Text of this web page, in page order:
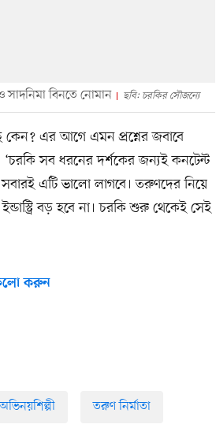
সাদনিমা বিনতে নোমান ছবি: চরকির সৌজন্যে
কেন? এর আগে এমন প্রশ্নের জবাবে
‘চরকি সব ধরনের দর্শকের জন্যই কনটেন্ট
এটি ভালো লাগবে। তরুণদের নিয়ে
বড় হবে না। চরকি শুরু থেকেই সেই
করুন
তরুণ নির্মাতা